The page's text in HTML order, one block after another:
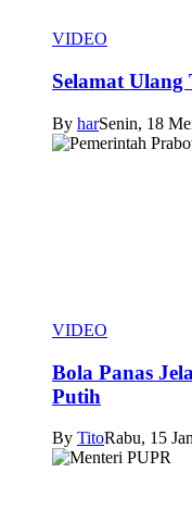
VIDEO
Selamat Ulang
By harSenin, 18
VIDEO
Bola Panas
Putih
By TitoRabu, 15